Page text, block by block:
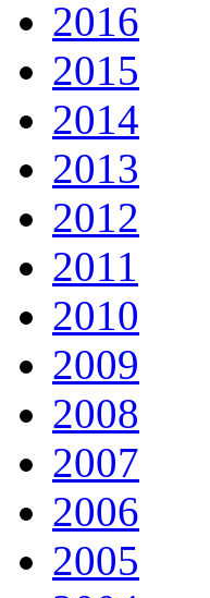
2016
2015
2014
2013
2012
2011
2010
2009
2008
2007
2006
2005